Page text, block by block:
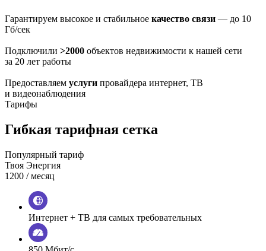
Гарантируем высокое и стабильное качество связи — до 10
Гб/сек
Подключили >2000 объектов недвижимости к нашей сети
за 20 лет работы
Предоставляем услуги провайдера интернет, ТВ
и видеонаблюдения
Тарифы
Гибкая тарифная сетка
Популярный тариф
Твоя Энергия
1200 / месяц
Интернет + ТВ для самых требовательных